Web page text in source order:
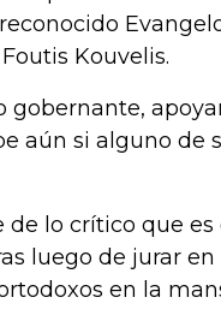
Kouvelis.
aún si alguno de
lo crítico que
luego de jurar
en la